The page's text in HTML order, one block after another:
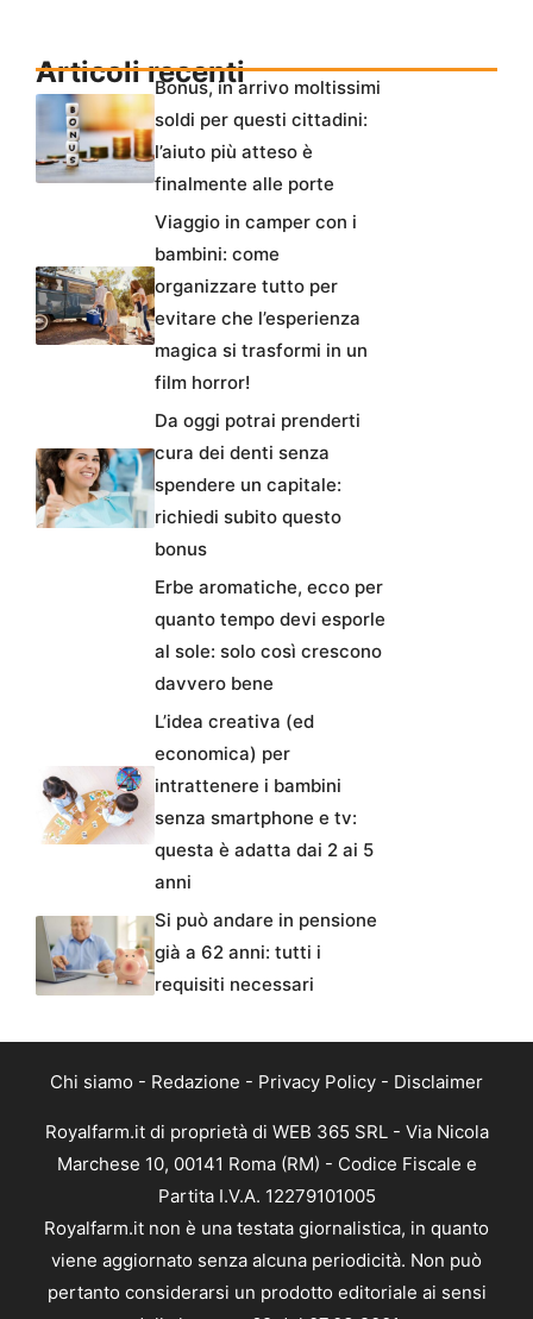
Articoli recentiBonus, in arrivo moltissimi
soldi per questi cittadini:
l’aiuto più atteso è
finalmente alle porte
Viaggio in camper con i
bambini: come
organizzare tutto per
evitare che l’esperienza
magica si trasformi in un
film horror!
Da oggi potrai prenderti
cura dei denti senza
spendere un capitale:
richiedi subito questo
bonus
Erbe aromatiche, ecco per
quanto tempo devi esporle
al sole: solo così crescono
davvero bene
L’idea creativa (ed
economica) per
intrattenere i bambini
senza smartphone e tv:
questa è adatta dai 2 ai 5
anni
Si può andare in pensione
già a 62 anni: tutti i
requisiti necessari
Chi siamo - Redazione - Privacy Policy - Disclaimer
Royalfarm.it di proprietà di WEB 365 SRL - Via Nicola
Marchese 10, 00141 Roma (RM) - Codice Fiscale e
Partita I.V.A. 12279101005
Royalfarm.it non è una testata giornalistica, in quanto
viene aggiornato senza alcuna periodicità. Non può
pertanto considerarsi un prodotto editoriale ai sensi